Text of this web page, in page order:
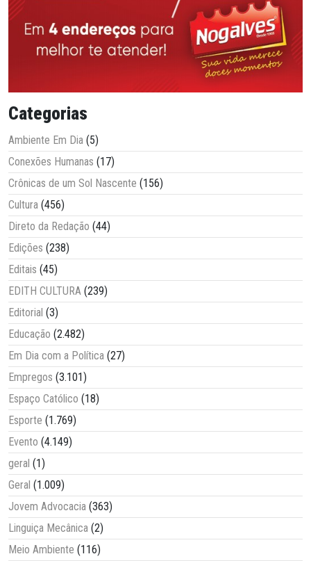
Categorias
Ambiente Em Dia (5)
Conexões Humanas (17)
Crônicas de um Sol Nascente (156)
Cultura (456)
Direto da Redação (44)
Edições (238)
Editais (45)
EDITH CULTURA (239)
Editorial (3)
Educação (2.482)
Em Dia com a Política (27)
Empregos (3.101)
Espaço Católico (18)
Esporte (1.769)
Evento (4.149)
geral (1)
Geral (1.009)
Jovem Advocacia (363)
Linguiça Mecânica (2)
Meio Ambiente (116)